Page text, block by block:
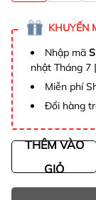
KHUYẾN
Nhập mã
nhật Tháng 7
Miễn phí
Đổi hàng
THÊM VÀO
GIỎ